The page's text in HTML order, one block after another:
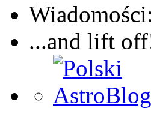
...and lift